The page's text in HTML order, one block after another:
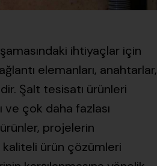
ihtiyaçlar için
elemanları, anahtarlar,
Şalt tesisatı ürünleri
ve çok daha fazlası
projelerin
ürün çözümleri